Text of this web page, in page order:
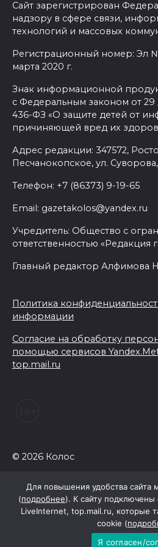
уничтожены 397
беспилотников
08 августа 2026 09:19
Более 30 БПЛА
пяти районах
области
07 августа 2026 23:00
Дабы счастье
сберечь –
на 8 августа
07 августа 2026 22:04
В
отключат воду из-за
капремонта сетей
07 августа 2026 20:32
Полиция ищет
Госавтоинспекция
водителей быть
из-за ухудшения
07 августа 2026 19:39
Сайт зарегистрирован
надзору в сфере связи,
технологий и массовых
Регистрационный номер: Эл
марта 2020 г.
Знак информационной
с Федеральным законом от 29
436-ФЗ «О защите детей от
причиняющей вред их
Адрес редакции: 347572,
Песчанокопское, ул. Суворова,
Телефон: +7 (86373) 9-19-65
Email: gazetakolos@yandex.ru
Учредитель: Общество с
ответственностью «Редакция
Главный редактор Алфимова
Политика
информации
Согласие на обработку
помощью сервисов
top.mail.ru
© 2026 Колос
Для повышения удобства сайта
(подробнее). К сайту подключены
LiveInternet, top.mail.ru, которые
cookie (
Я согласен/